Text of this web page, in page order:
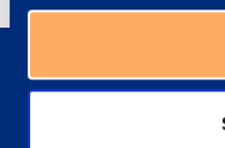
Soita meille,